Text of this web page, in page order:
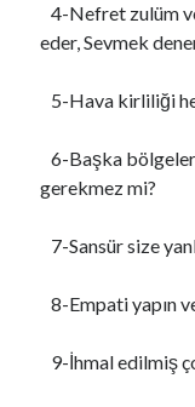
4-Nefret zulüm
eder, Sevmek
5-Hava kirliliği
6-Başka
gerekmez mi?
7-Sansür size
8-Empati yapın
9-İhmal edilmiş